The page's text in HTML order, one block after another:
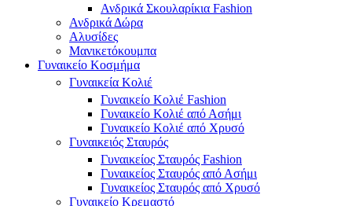
Ανδρικά Σκουλαρίκια Fashion
Ανδρικά Δώρα
Αλυσίδες
Μανικετόκουμπα
Γυναικείο Κοσμήμα
Γυναικεία Κολιέ
Γυναικείο Κολιέ Fashion
Γυναικείο Κολιέ από Ασήμι
Γυναικείο Κολιέ από Χρυσό
Γυναικειός Σταυρός
Γυναικείος Σταυρός Fashion
Γυναικείος Σταυρός από Ασήμι
Γυναικείος Σταυρός από Χρυσό
Γυναικείο Κρεμαστό